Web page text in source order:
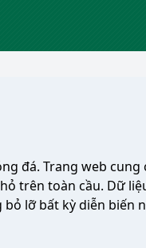
đá. Trang web
trên toàn cầu. Dữ
lỡ bất kỳ diễn biến